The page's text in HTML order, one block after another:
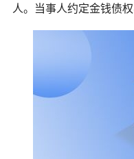
人。当事人约定金钱债